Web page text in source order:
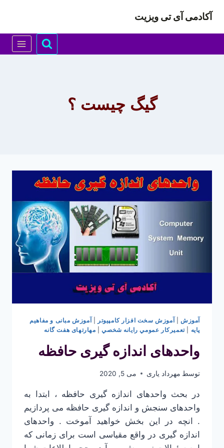
محتوا
آکادمی آی تی ویزیت
گیگ چیست ؟
آموزش| آموزش سخت افزار کامپیوتر
آموزش مبانی و مفاهیم
پایه |تعميركار عمومي رايانه شخصي| مهارتهای هفت گانه
واحدهای اندازه گیری حافظه
توسط مهرداد یاری می 5, 2020
در بحث واحدهای اندازه گیری حافظه ، ابتدا به
واحدهای سنجش و اندازه گیری حافظه می پردازیم
. انچه در این بخش خواهید آموخت . واحدهای
اندازه گیری در واقع مقیاسی است برای زمانی که